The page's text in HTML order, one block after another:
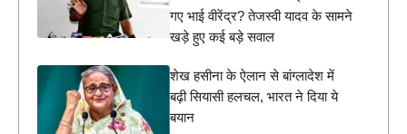
गए भाई वीरेंद्र? तेजस्वी यादव के सामने
खड़े हुए कई बड़े सवाल
शेख हसीना के ऐलान से बांग्लादेश में
बढ़ी सियासी हलचल, भारत ने दिया ये
बयान